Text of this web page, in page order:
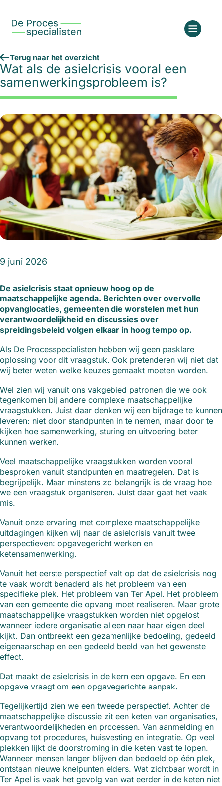
Terug naar het overzicht
Wat als de asielcrisis vooral een
samenwerkingsprobleem is?
9 juni 2026
De asielcrisis staat opnieuw hoog op de
maatschappelijke agenda. Berichten over overvolle
opvanglocaties, gemeenten die worstelen met hun
verantwoordelijkheid en discussies over
spreidingsbeleid volgen elkaar in hoog tempo op.
Als De Processpecialisten hebben wij geen pasklare
oplossing voor dit vraagstuk. Ook pretenderen wij niet dat
wij beter weten welke keuzes gemaakt moeten worden.
Wel zien wij vanuit ons vakgebied patronen die we ook
tegenkomen bij andere complexe maatschappelijke
vraagstukken. Juist daar denken wij een bijdrage te kunnen
leveren: niet door standpunten in te nemen, maar door te
kijken hoe samenwerking, sturing en uitvoering beter
kunnen werken.
Veel maatschappelijke vraagstukken worden vooral
besproken vanuit standpunten en maatregelen. Dat is
begrijpelijk. Maar minstens zo belangrijk is de vraag hoe
we een vraagstuk organiseren. Juist daar gaat het vaak
mis.
Vanuit onze ervaring met complexe maatschappelijke
uitdagingen kijken wij naar de asielcrisis vanuit twee
perspectieven: opgavegericht werken en
ketensamenwerking.
Vanuit het eerste perspectief valt op dat de asielcrisis nog
te vaak wordt benaderd als het probleem van een
specifieke plek. Het probleem van Ter Apel. Het probleem
van een gemeente die opvang moet realiseren. Maar grote
maatschappelijke vraagstukken worden niet opgelost
wanneer iedere organisatie alleen naar haar eigen deel
kijkt. Dan ontbreekt een gezamenlijke bedoeling, gedeeld
eigenaarschap en een gedeeld beeld van het gewenste
effect.
Dat maakt de asielcrisis in de kern een opgave. En een
opgave vraagt om een opgavegerichte aanpak.
Tegelijkertijd zien we een tweede perspectief. Achter de
maatschappelijke discussie zit een keten van organisaties,
verantwoordelijkheden en processen. Van aanmelding en
opvang tot procedures, huisvesting en integratie. Op veel
plekken lijkt de doorstroming in die keten vast te lopen.
Wanneer mensen langer blijven dan bedoeld op één plek,
ontstaan nieuwe knelpunten elders. Wat zichtbaar wordt in
Ter Apel is vaak het gevolg van wat eerder in de keten niet